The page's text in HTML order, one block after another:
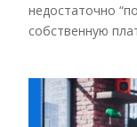
недостаточно
собственную